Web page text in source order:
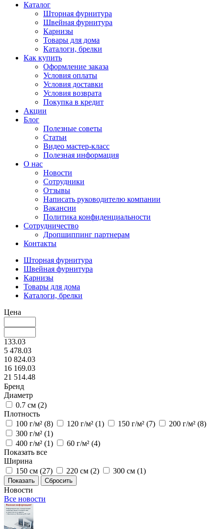
Каталог
Шторная фурнитура
Швейная фурнитура
Карнизы
Товары для дома
Каталоги, брелки
Как купить
Оформление заказа
Условия оплаты
Условия доставки
Условия возврата
Покупка в кредит
Акции
Блог
Полезные советы
Статьи
Видео мастер-класс
Полезная информация
О нас
Новости
Сотрудники
Отзывы
Написать руководителю компании
Вакансии
Политика конфиденциальности
Сотрудничество
Дропшиппинг партнерам
Контакты
Шторная фурнитура
Швейная фурнитура
Карнизы
Товары для дома
Каталоги, брелки
Цена
133.03
5 478.03
10 824.03
16 169.03
21 514.48
Бренд
Диаметр
0.7 см (2)
Плотность
100 г/м² (8) 120 г/м² (1) 150 г/м² (7) 200 г/м² (8)
300 г/м² (1)
400 г/м² (1) 60 г/м² (4)
Показать все
Ширина
150 см (27) 220 см (2) 300 см (1)
Сбросить
Новости
Все новости